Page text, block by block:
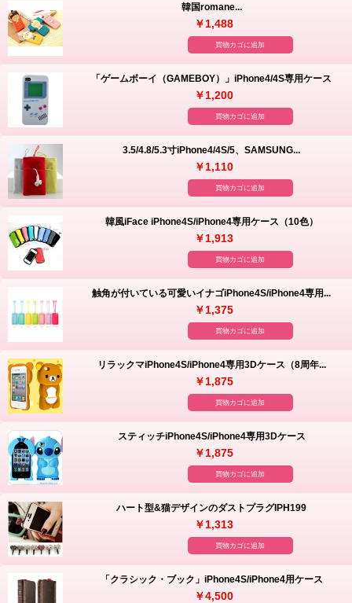
韓国romane...
￥1,488
買物カゴに追加
「ゲームボーイ（GAMEBOY）」iPhone4/4S専用ケース
￥1,200
買物カゴに追加
3.5/4.8/5.3寸iPhone4/4S/5、SAMSUNG...
￥1,110
買物カゴに追加
韓風iFace iPhone4S/iPhone4専用ケース（10色）
￥1,913
買物カゴに追加
触角が付いている可愛いイナゴiPhone4S/iPhone4専用...
￥1,375
買物カゴに追加
リラックマiPhone4S/iPhone4専用3Dケース（8周年...
￥1,875
買物カゴに追加
スティッチiPhone4S/iPhone4専用3Dケース
￥1,875
買物カゴに追加
ハート型&猫デザインのダストプラグIPH199
￥1,313
買物カゴに追加
「クラシック・ブック」iPhone4S/iPhone4用ケース
￥4,500